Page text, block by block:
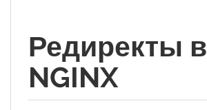
Редиректы в
NGINX